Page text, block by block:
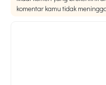
komentar kamu tidak